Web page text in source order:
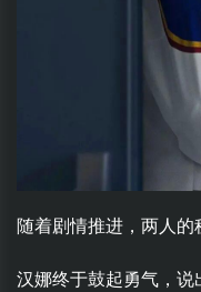
随着剧情推进，两人的
汉娜终于鼓起勇气，说